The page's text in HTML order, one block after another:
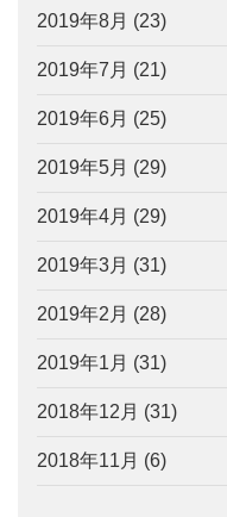
2019年8月 (23)
2019年7月 (21)
2019年6月 (25)
2019年5月 (29)
2019年4月 (29)
2019年3月 (31)
2019年2月 (28)
2019年1月 (31)
2018年12月 (31)
2018年11月 (6)